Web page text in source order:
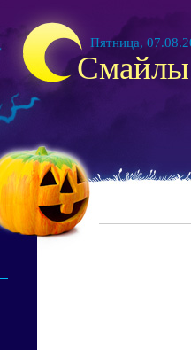
Смайлы
Пятница,